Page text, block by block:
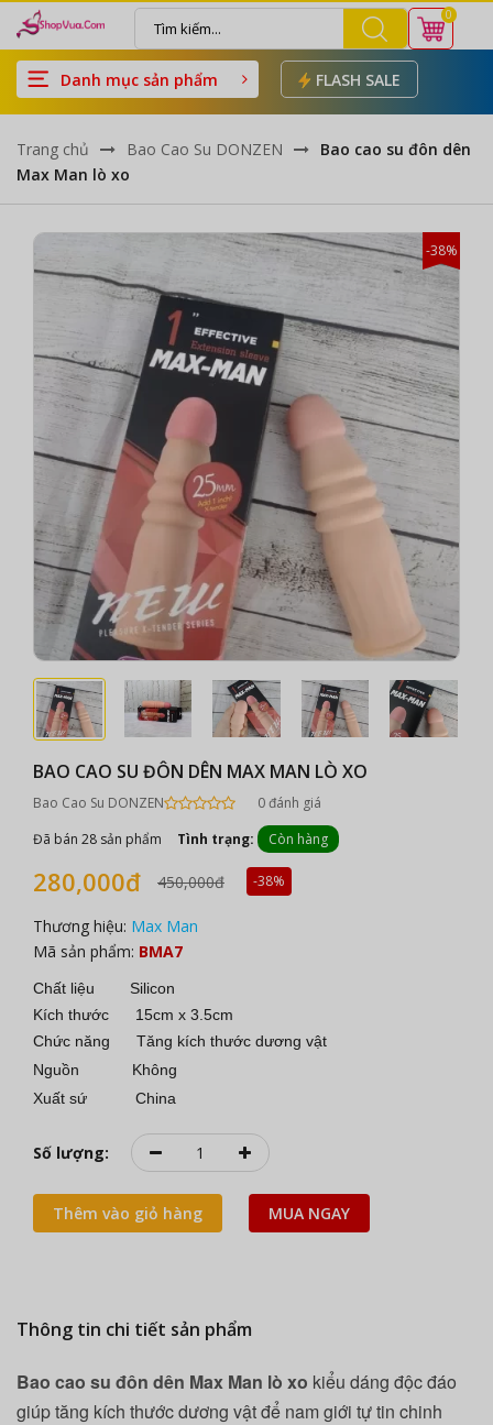
0
Danh mục sản phẩm FLASH SALE
Trang chủ Bao Cao Su DONZEN
Bao cao su đôn dên
Max Man lò xo
-38%
BAO CAO SU ĐÔN DÊN MAX MAN LÒ XO
Bao Cao Su DONZEN
0 đánh giá
Đã bán 28 sản phẩm
Tình trạng: Còn hàng
280,000đ 450,000đ -38%
Thương hiệu: Max Man
Mã sản phẩm: BMA7
Chất liệu Silicon
Kích thước 15cm x 3.5cm
Chức năng Tăng kích thước dương vật
Nguồn Không
Xuất sứ China
Số lượng:
Thêm vào giỏ hàng MUA NGAY
Thông tin chi tiết sản phẩm
Bao cao su đôn dên Max Man lò xo kiểu dáng độc đáo
giúp tăng kích thước dương vật để nam giới tự tin chinh